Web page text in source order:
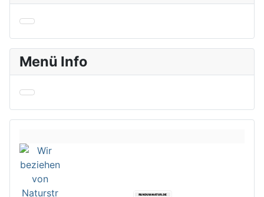
Menü Info